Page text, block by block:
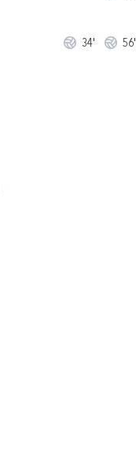
34' 56'